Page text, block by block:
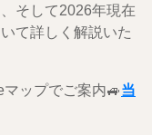
そして2026年現在
て詳しく解説いた
マップでご案内🚙当